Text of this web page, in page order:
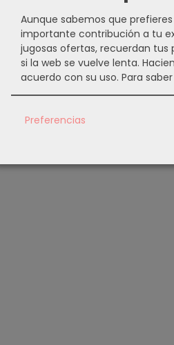
Aunque sabemos que
importante contribución a tu
jugosas ofertas, recuerdan
si la web se vuelve lenta.
acuerdo con su uso. Para
Preferencias